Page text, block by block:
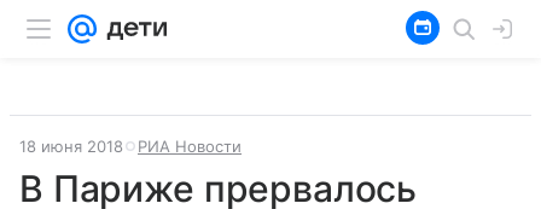
18 июня 2018 РИА Новости
В Париже прервалось